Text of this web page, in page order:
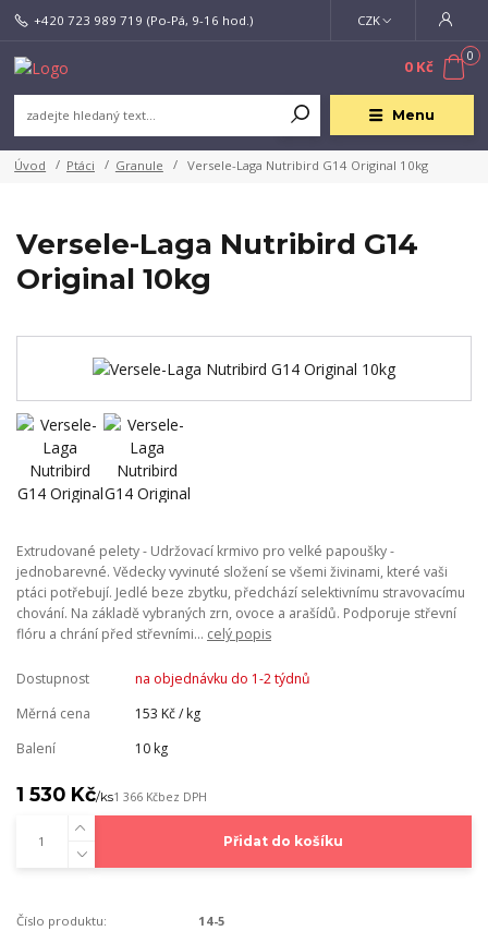
Menu
CZK
+420 723 989 719 (Po-Pá, 9-16 hod.)
0
0 Kč
Úvod Ptáci Granule Versele-Laga Nutribird G14 Original 10kg
Versele-Laga Nutribird G14
Original 10kg
Extrudované pelety - Udržovací krmivo pro velké papoušky -
jednobarevné. Vědecky vyvinuté složení se všemi živinami, které vaši
ptáci potřebují. Jedlé beze zbytku, předchází selektivnímu stravovacímu
chování. Na základě vybraných zrn, ovoce a arašídů. Podporuje střevní
flóru a chrání před střevními... celý popis
Dostupnost
na objednávku do 1-2 týdnů
Měrná cena
153 Kč / kg
Balení
10 kg
1 530 Kč/ks1 366 Kčbez DPH
Přidat do košíku
Číslo produktu:
14-5